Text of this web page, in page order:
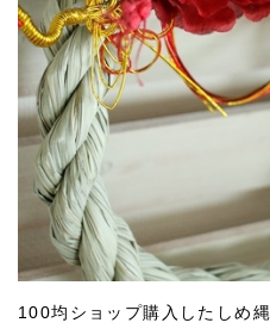
100均ショップ購入したしめ